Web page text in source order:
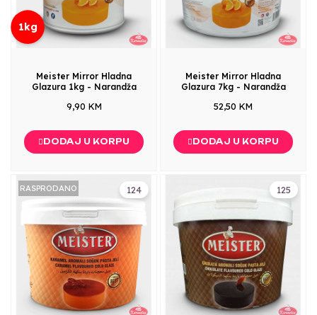
1kg
Meister Mirror Hladna
Glazura 1kg - Narandža
9,90 KM
DODAJ U KORPU
Meister Mirror Hladna
Glazura 7kg - Narandža
52,50 KM
DODAJ U KORPU
124
RASPRODANO 125